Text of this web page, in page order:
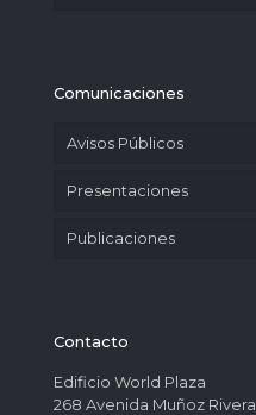
Comunicaciones
Avisos Públicos
Presentaciones
Publicaciones
Contacto
Edificio World Plaza
268 Avenida Muñoz Rivera,